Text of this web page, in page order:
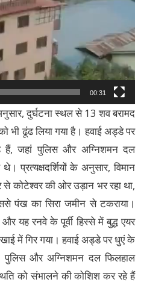
00:31
दुर्घटना स्थल से 13 शव बरामद
भी ढूंढ लिया गया है। हवाई अड्डे पर
जहां पुलिस और अग्निशमन दल
प्रत्यक्षदर्शियों के अनुसार, विमान
से कोटेश्वर की ओर उड़ान भर रहा था,
पंख का सिरा जमीन से टकराया।
यह रनवे के पूर्वी हिस्से में बुद्ध एयर
में गिर गया। हवाई अड्डे पर धुएं के
पुलिस और अग्निशमन दल फिलहाल
को संभालने की कोशिश कर रहे हैं